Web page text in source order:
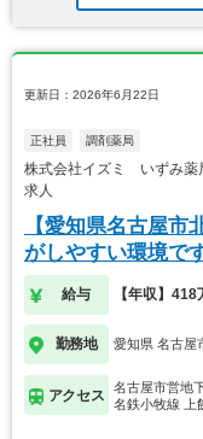
更新日：2026年6月22日
正社員 調剤薬局
株式会社イズミ いずみ
求人
【愛知県名古屋
がしやすい環境で
給与 【年収】
勤務地 愛知県 名古屋
アクセス
名古屋市営地
名鉄小牧線 上